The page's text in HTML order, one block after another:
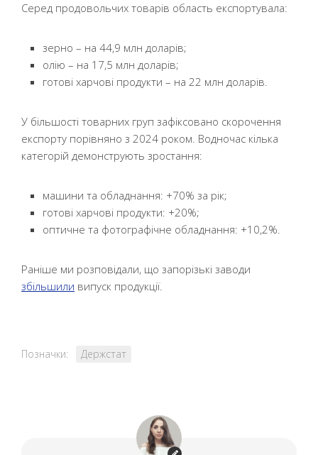
Серед продовольчих товарів область експортувала:
зерно – на 44,9 млн доларів;
олію – на 17,5 млн доларів;
готові харчові продукти – на 22 млн доларів.
У більшості товарних груп зафіксовано скорочення
експорту порівняно з 2024 роком. Водночас кілька
категорій демонструють зростання:
машини та обладнання: +70% за рік;
готові харчові продукти: +20%;
оптичне та фотографічне обладнання: +10,2%.
Раніше ми розповідали, що запорізькі заводи
збільшили випуск продукції.
Позначки: Держстат